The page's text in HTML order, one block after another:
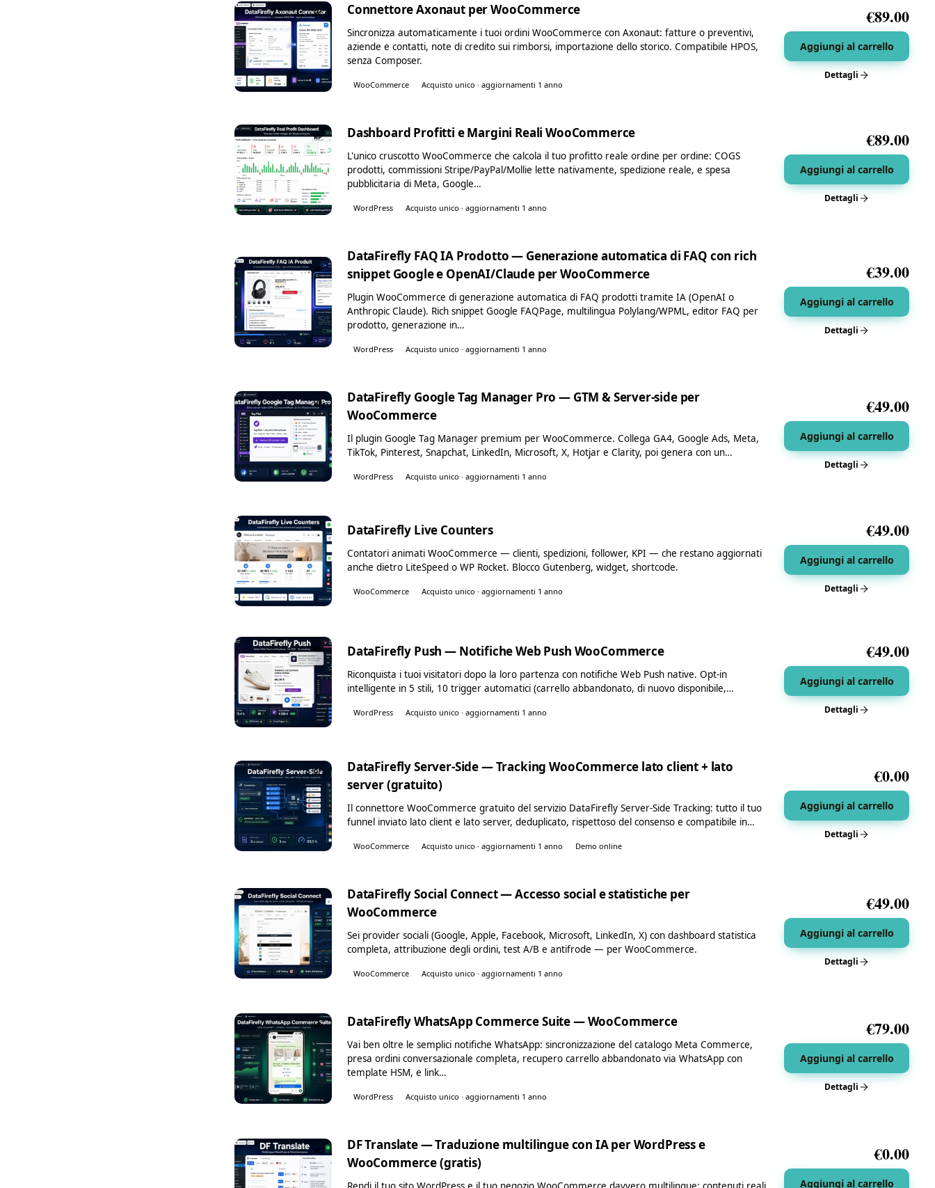
WC Connettore Axonaut per WooCommerce
Sincronizza automaticamente i tuoi ordini WooCommerce con Axonaut: fatture o preventivi,
aziende e contatti, note di credito sui rimborsi, importazione dello storico. Compatibile HPOS,
senza Composer.
WooCommerce Acquisto unico · aggiornamenti 1 anno
€89.00
Aggiungi al carrello
Dettagli
WP Dashboard Profitti e Margini Reali WooCommerce
L'unico cruscotto WooCommerce che calcola il tuo profitto reale ordine per ordine: COGS
prodotti, commissioni Stripe/PayPal/Mollie lette nativamente, spedizione reale, e spesa
pubblicitaria di Meta, Google…
WordPress Acquisto unico · aggiornamenti 1 anno
€89.00
Aggiungi al carrello
Dettagli
WP
DataFirefly FAQ IA Prodotto — Generazione automatica di FAQ con rich
snippet Google e OpenAI/Claude per WooCommerce
Plugin WooCommerce di generazione automatica di FAQ prodotti tramite IA (OpenAI o
Anthropic Claude). Rich snippet Google FAQPage, multilingua Polylang/WPML, editor FAQ per
prodotto, generazione in…
WordPress Acquisto unico · aggiornamenti 1 anno
€39.00
Aggiungi al carrello
Dettagli
WP
DataFirefly Google Tag Manager Pro — GTM & Server-side per
WooCommerce
Il plugin Google Tag Manager premium per WooCommerce. Collega GA4, Google Ads, Meta,
TikTok, Pinterest, Snapchat, LinkedIn, Microsoft, X, Hotjar e Clarity, poi genera con un…
WordPress Acquisto unico · aggiornamenti 1 anno
€49.00
Aggiungi al carrello
Dettagli
WC DataFirefly Live Counters
Contatori animati WooCommerce — clienti, spedizioni, follower, KPI — che restano aggiornati
anche dietro LiteSpeed o WP Rocket. Blocco Gutenberg, widget, shortcode.
WooCommerce Acquisto unico · aggiornamenti 1 anno
€49.00
Aggiungi al carrello
Dettagli
WP DataFirefly Push — Notifiche Web Push WooCommerce
Riconquista i tuoi visitatori dopo la loro partenza con notifiche Web Push native. Opt-in
intelligente in 5 stili, 10 trigger automatici (carrello abbandonato, di nuovo disponibile,…
WordPress Acquisto unico · aggiornamenti 1 anno
€49.00
Aggiungi al carrello
Dettagli
WC
DataFirefly Server-Side — Tracking WooCommerce lato client + lato
server (gratuito)
Il connettore WooCommerce gratuito del servizio DataFirefly Server-Side Tracking: tutto il tuo
funnel inviato lato client e lato server, deduplicato, rispettoso del consenso e compatibile in…
WooCommerce Acquisto unico · aggiornamenti 1 anno Demo online
€0.00
Aggiungi al carrello
Dettagli
WC
DataFirefly Social Connect — Accesso social e statistiche per
WooCommerce
Sei provider sociali (Google, Apple, Facebook, Microsoft, LinkedIn, X) con dashboard statistica
completa, attribuzione degli ordini, test A/B e antifrode — per WooCommerce.
WooCommerce Acquisto unico · aggiornamenti 1 anno
€49.00
Aggiungi al carrello
Dettagli
WP DataFirefly WhatsApp Commerce Suite — WooCommerce
Vai ben oltre le semplici notifiche WhatsApp: sincronizzazione del catalogo Meta Commerce,
presa ordini conversazionale completa, recupero carrello abbandonato via WhatsApp con
template HSM, e link…
WordPress Acquisto unico · aggiornamenti 1 anno
€79.00
Aggiungi al carrello
Dettagli
WC
DF Translate — Traduzione multilingue con IA per WordPress e
WooCommerce (gratis)
€0.00
Aggiungi al carrello